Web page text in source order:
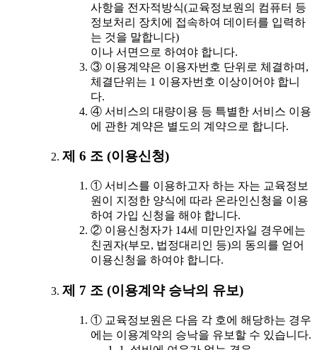
사항을 전자적방식(교육정보원의 컴퓨터 등
정보처리 장치에 접속하여 데이터를 입력하
는 것을 말합니다)
이나 서면으로 하여야 합니다.
③ 이용계약은 이용자번호 단위로 체결하며,
체결단위는 1 이용자번호 이상이어야 합니
다.
④ 서비스의 대량이용 등 특별한 서비스 이용
에 관한 계약은 별도의 계약으로 합니다.
제 6 조 (이용신청)
① 서비스를 이용하고자 하는 자는 교육정보
원이 지정한 양식에 따라 온라인신청을 이용
하여 가입 신청을 해야 합니다.
② 이용신청자가 14세 미만인자일 경우에는
친권자(부모, 법정대리인 등)의 동의를 얻어
이용신청을 하여야 합니다.
제 7 조 (이용계약 승낙의 유보)
① 교육정보원은 다음 각 호에 해당하는 경우
에는 이용계약의 승낙을 유보할 수 있습니다.